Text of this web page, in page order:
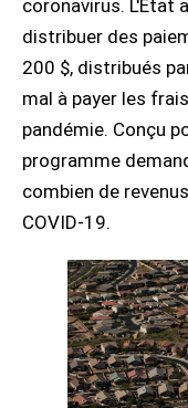
coronavirus. L'État
distribuer des
200 $, distribués
mal à payer les
pandémie. Conçu
programme
combien de
COVID-19.